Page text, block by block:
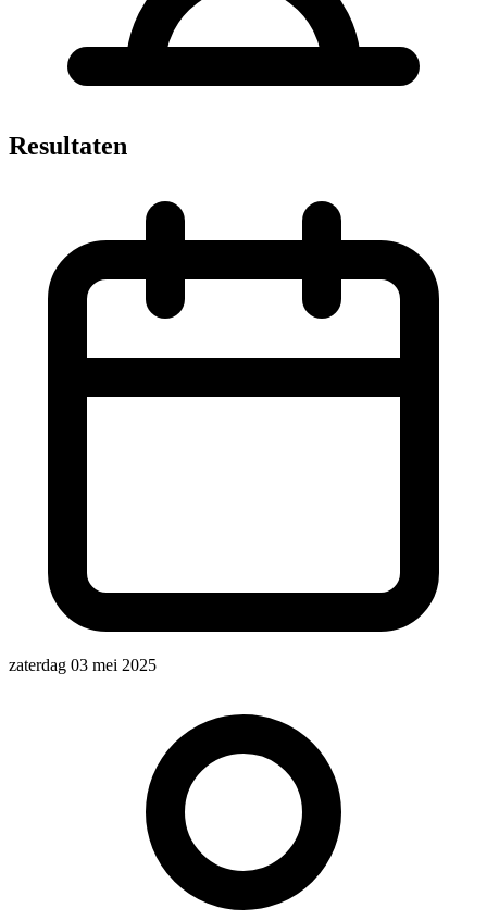
Resultaten
zaterdag 03 mei 2025